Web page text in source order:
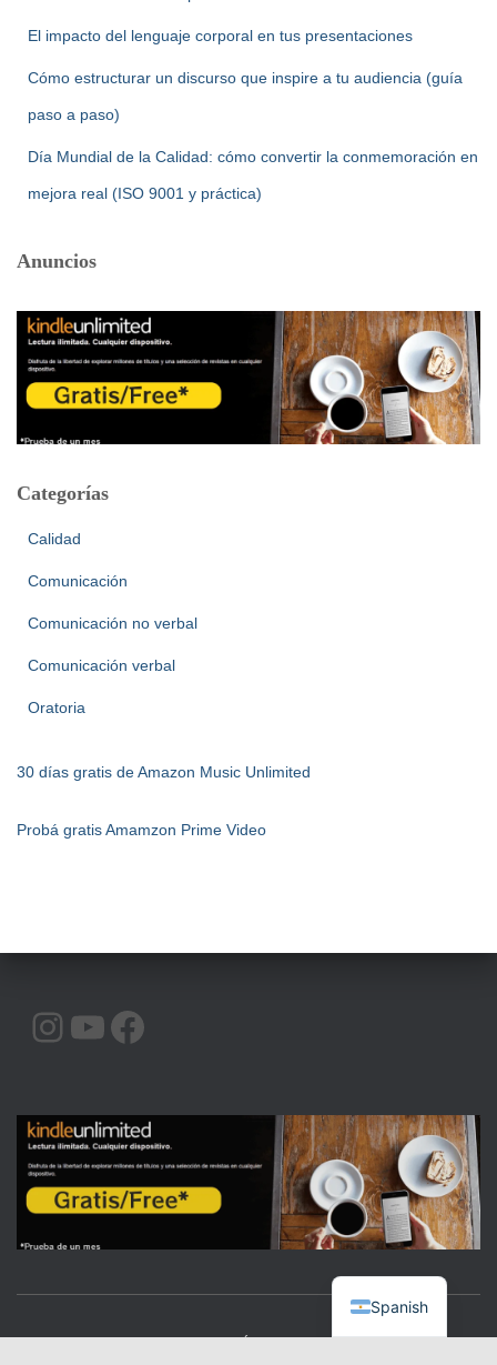
El impacto del lenguaje corporal en tus presentaciones
Cómo estructurar un discurso que inspire a tu audiencia (guía
paso a paso)
Día Mundial de la Calidad: cómo convertir la conmemoración en
mejora real (ISO 9001 y práctica)
Anuncios
Categorías
Calidad
Comunicación
Comunicación no verbal
Comunicación verbal
Oratoria
30 días gratis de Amazon Music Unlimited
Probá gratis Amamzon Prime Video
INSTAGRAM YOUTUBE
Spanish